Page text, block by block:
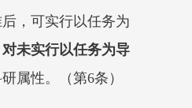
，可实行以任务为
对未实行以任务为导
属性。（第6条）